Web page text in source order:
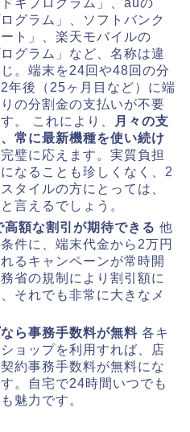
キプログラム」、auの
グラム」、ソフトバンク
ト」、楽天モバイルの
グラム」など、名称は違
。端末を24回や48回の分
年後（25ヶ月目など）に端
の分割金の支払いが不要
。 これにより、
月々の支
常に最新機種を使い続け
璧に応えます。実質負担
なることも珍しくなく、2
タイルの方にとっては、
言えるでしょう。
額な割引が期待できる 他
件に、端末代金から2万円
るキャンペーンが常時開
省の規制により割引額に
それでも非常に大きなメ
ら事務手数料が無料 各キ
ョップを利用すれば、店
約事務手数料が無料にな
。自宅で24時間いつでも
魅力です。